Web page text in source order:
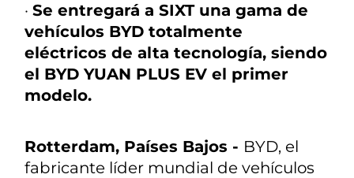
·Se entregará a SIXT una gama de
vehículos BYD totalmente
eléctricos de alta tecnología, siendo
el BYD YUAN PLUS EV el primer
modelo.
Rotterdam, Países Bajos - BYD, el
fabricante líder mundial de vehículos